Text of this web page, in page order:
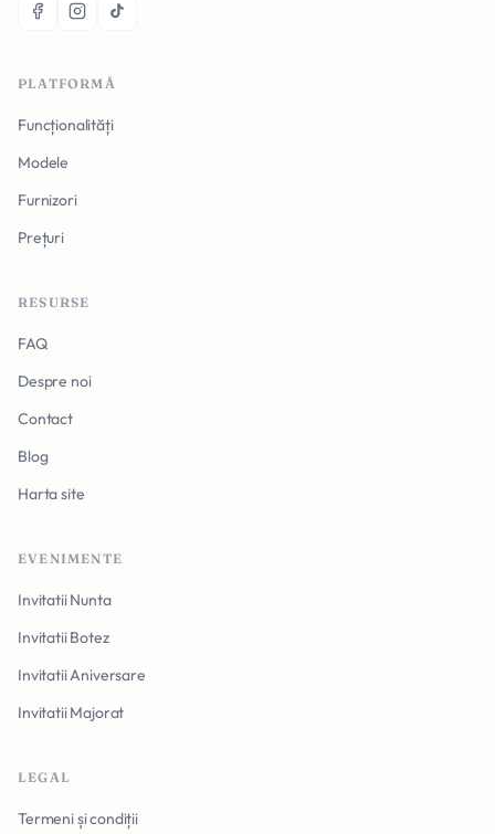
PLATFORMĂ
Funcționalități
Modele
Furnizori
Prețuri
RESURSE
FAQ
Despre noi
Contact
Blog
Harta site
EVENIMENTE
Invitatii Nunta
Invitatii Botez
Invitatii Aniversare
Invitatii Majorat
LEGAL
Termeni și condiții